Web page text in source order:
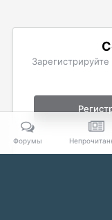
Уже
Форумы